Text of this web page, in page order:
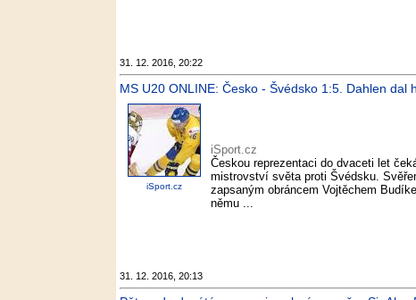
31. 12. 2016, 20:22
MS U20 ONLINE: Česko - Švédsko 1:5. Dahlen dal
iSport.cz
iSport.cz
Českou reprezentaci do dvaceti let
mistrovství světa proti Švédsku.
zapsaným obráncem Vojtěchem
němu ...
31. 12. 2016, 20:13